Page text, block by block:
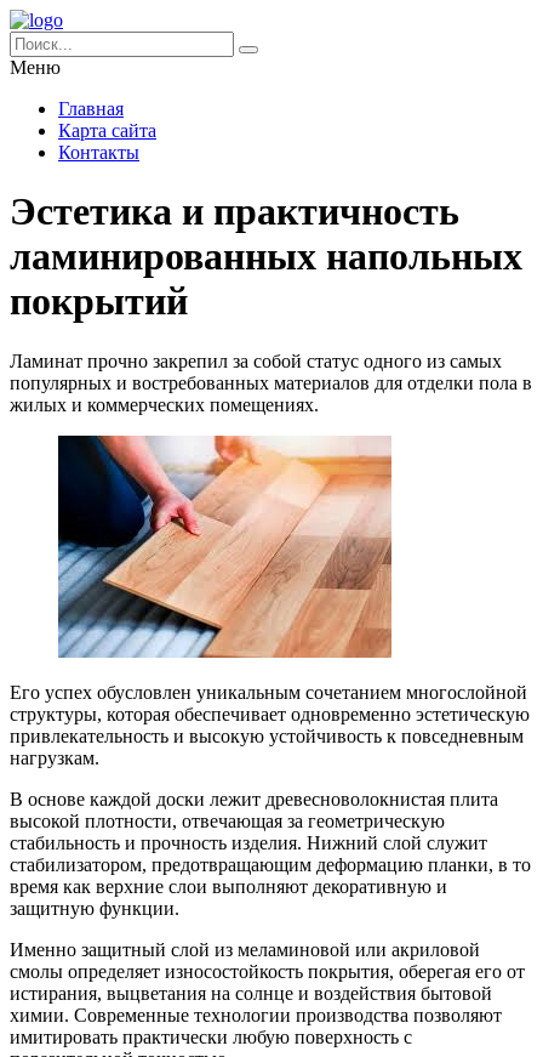
Меню
Главная
Карта сайта
Контакты
Эстетика и практичность
ламинированных напольных
покрытий
Ламинат прочно закрепил за собой статус одного из самых
популярных и востребованных материалов для отделки пола в
жилых и коммерческих помещениях.
Его успех обусловлен уникальным сочетанием многослойной
структуры, которая обеспечивает одновременно эстетическую
привлекательность и высокую устойчивость к повседневным
нагрузкам.
В основе каждой доски лежит древесноволокнистая плита
высокой плотности, отвечающая за геометрическую
стабильность и прочность изделия. Нижний слой служит
стабилизатором, предотвращающим деформацию планки, в то
время как верхние слои выполняют декоративную и
защитную функции.
Именно защитный слой из меламиновой или акриловой
смолы определяет износостойкость покрытия, оберегая его от
истирания, выцветания на солнце и воздействия бытовой
химии. Современные технологии производства позволяют
имитировать практически любую поверхность с